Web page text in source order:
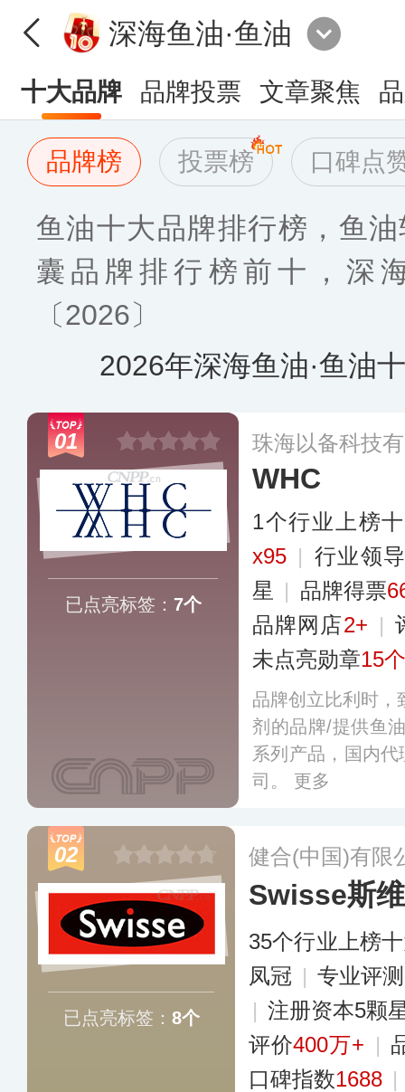
深海鱼油·鱼油
十大品牌 品牌投票 文章聚焦
品牌榜 投票榜 口碑点
鱼油十大品牌排行榜，鱼
囊品牌排行榜前十，深
〔2026〕
2026年深海鱼油·鱼油
01
已点亮标签： 7个
珠海以备科技
WHC
1个行业上榜
x95 | 行业领
星 | 品牌得票
品牌网店2+ |
未点亮勋章15个
品牌创立比利时，
剂的品牌/提供鱼
系列产品，国内
司。 更多
02
已点亮标签： 8个
健合(中国)有限
Swisse斯
35个行业上榜
凤冠 | 专业评
| 注册资本5颗
评价400万+ |
口碑指数1688 |